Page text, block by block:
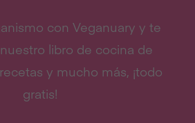
con Veganuary y te
libro de cocina de
y mucho más, ¡todo
gratis!